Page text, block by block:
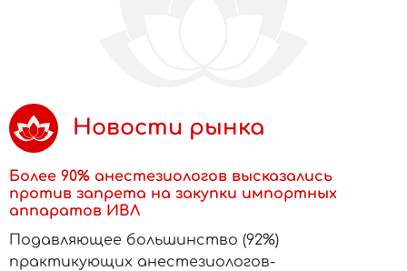
Новости рынка
Более 90% анестезиологов высказались
против запрета на закупки импортных
аппаратов ИВЛ
Подавляющее большинство (92%)
практикующих анестезиологов-